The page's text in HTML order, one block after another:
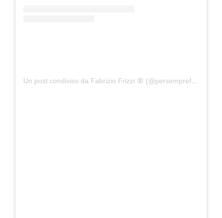
Un post condiviso da Fabrizio Frizzi 🦋 (@persemprefrizzi)